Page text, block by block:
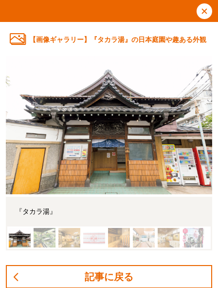
【画像ギャラリー】『タカラ湯』の日本庭園や趣ある外観
『タカラ湯』
記事に戻る